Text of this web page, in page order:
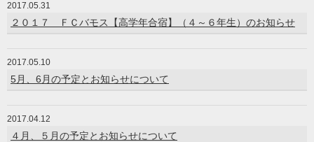
2017.05.31
２０１７ ＦＣバモス【高学年合宿】（４～６年生）のお知らせ
2017.05.10
5月、6月の予定とお知らせについて
2017.04.12
４月、５月の予定とお知らせについて